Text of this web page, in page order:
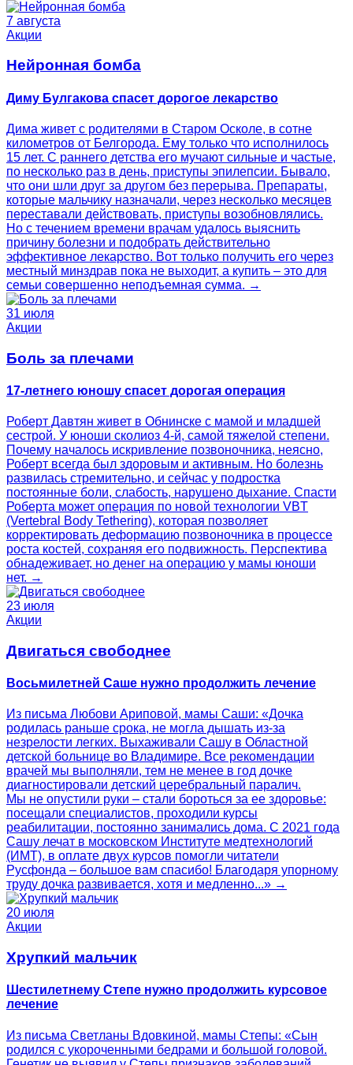
7 августа
Акции
Нейронная бомба
Диму Булгакова спасет дорогое лекарство
Дима живет с родителями в Старом Осколе, в сотне
километров от Белгорода. Ему только что исполнилось
15 лет. С раннего детства его мучают сильные и частые,
по несколько раз в день, приступы эпилепсии. Бывало,
что они шли друг за другом без перерыва. Препараты,
которые мальчику назначали, через несколько месяцев
переставали действовать, приступы возобновлялись.
Но с течением времени врачам удалось выяснить
причину болезни и подобрать действительно
эффективное лекарство. Вот только получить его через
местный минздрав пока не выходит, а купить – это для
семьи совершенно неподъемная сумма. →
31 июля
Акции
Боль за плечами
17-летнего юношу спасет дорогая операция
Роберт Давтян живет в Обнинске с мамой и младшей
сестрой. У юноши сколиоз 4‑й, самой тяжелой степени.
Почему началось искривление позвоночника, неясно,
Роберт всегда был здоровым и активным. Но болезнь
развилась стремительно, и сейчас у подростка
постоянные боли, слабость, нарушено дыхание. Спасти
Роберта может операция по новой технологии VBT
(Vertebral Body Tethering), которая позволяет
корректировать деформацию позвоночника в процессе
роста костей, сохраняя его подвижность. Перспектива
обнадеживает, но денег на операцию у мамы юноши
нет. →
23 июля
Акции
Двигаться свободнее
Восьмилетней Саше нужно продолжить лечение
Из письма Любови Ариповой, мамы Саши: «Дочка
родилась раньше срока, не могла дышать из-за
незрелости легких. Выхаживали Сашу в Областной
детской больнице во Владимире. Все рекомендации
врачей мы выполняли, тем не менее в год дочке
диагностировали детский церебральный паралич.
Мы не опустили руки – стали бороться за ее здоровье:
посещали специалистов, проходили курсы
реабилитации, постоянно занимались дома. С 2021 года
Сашу лечат в московском Институте медтехнологий
(ИМТ), в оплате двух курсов помогли читатели
Русфонда – большое вам спасибо! Благодаря упорному
труду дочка развивается, хотя и медленно...» →
20 июля
Акции
Хрупкий мальчик
Шестилетнему Степе нужно продолжить курсовое
лечение
Из письма Светланы Вдовкиной, мамы Степы: «Сын
родился с укороченными бедрами и большой головой.